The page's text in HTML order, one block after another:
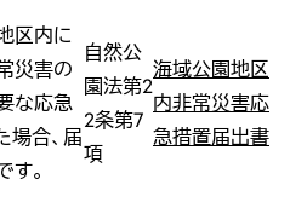
区内に
災害の
な応急
場合、届
す。
自然公
園法第2
2条第7
項
海域公園地区
内非常災害応
急措置届出書